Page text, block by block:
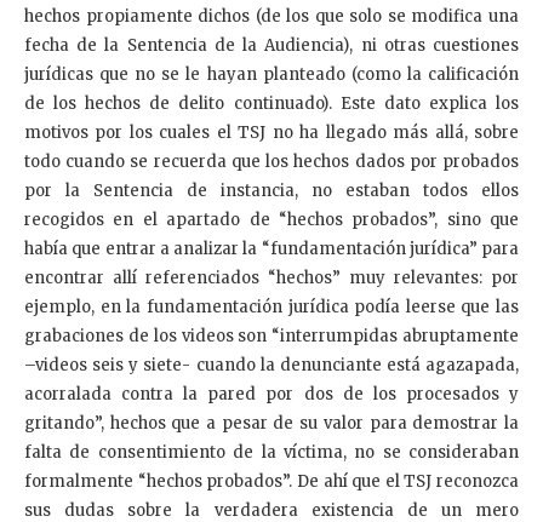
hechos propiamente dichos (de los que solo se modifica una
fecha de la Sentencia de la Audiencia), ni otras cuestiones
jurídicas que no se le hayan planteado (como la calificación
de los hechos de delito continuado). Este dato explica los
motivos por los cuales el TSJ no ha llegado más allá, sobre
todo cuando se recuerda que los hechos dados por probados
por la Sentencia de instancia, no estaban todos ellos
recogidos en el apartado de “hechos probados”, sino que
había que entrar a analizar la “fundamentación jurídica” para
encontrar allí referenciados “hechos” muy relevantes: por
ejemplo, en la fundamentación jurídica podía leerse que las
grabaciones de los videos son “interrumpidas abruptamente
–videos seis y siete- cuando la denunciante está agazapada,
acorralada contra la pared por dos de los procesados y
gritando”, hechos que a pesar de su valor para demostrar la
falta de consentimiento de la víctima, no se consideraban
formalmente “hechos probados”. De ahí que el TSJ reconozca
sus dudas sobre la verdadera existencia de un mero